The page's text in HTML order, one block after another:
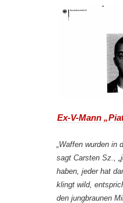
Ex-V-Mann
„Waffen wurden in
sagt Carsten Sz.,
haben, jeder hat
klingt wild,
den jungbraunen